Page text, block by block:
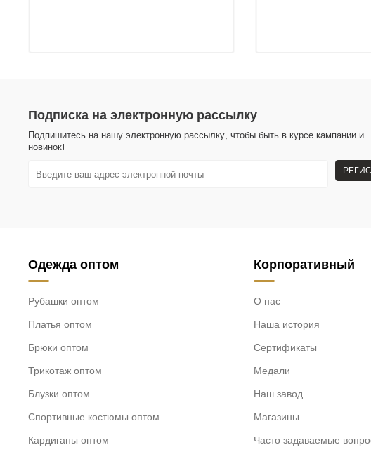
Подписка на электронную рассылку
Подпишитесь на нашу электронную рассылку, чтобы быть в курсе кампании и
новинок!
Одежда оптом
Рубашки оптом
Платья оптом
Брюки оптом
Трикотаж оптом
Блузки оптом
Спортивные костюмы оптом
Кардиганы оптом
Корпоративный
О нас
Наша история
Сертификаты
Медали
Наш завод
Магазины
Часто задаваемые